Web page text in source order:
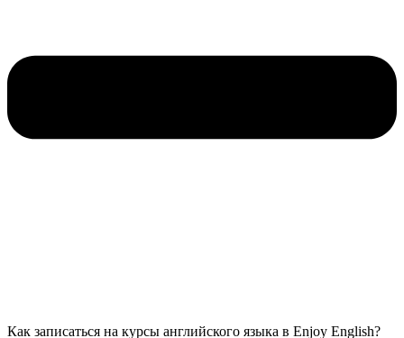
Как записаться на курсы английского языка в Enjoy English?